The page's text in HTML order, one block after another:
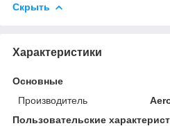
Скрыть
Характеристики
Основные
Производитель
Пользовательские